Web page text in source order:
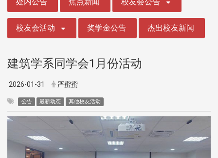
校友会活动 奖学金公告 杰出校友新闻
建筑学系同学会1月份活动
2026-01-31 严蜜蜜
公告 最新动态 其他校友活动